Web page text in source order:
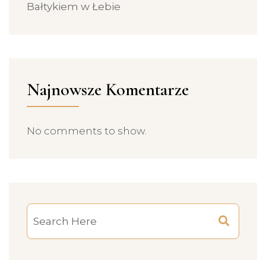
Bałtykiem w Łebie
Najnowsze Komentarze
No comments to show.